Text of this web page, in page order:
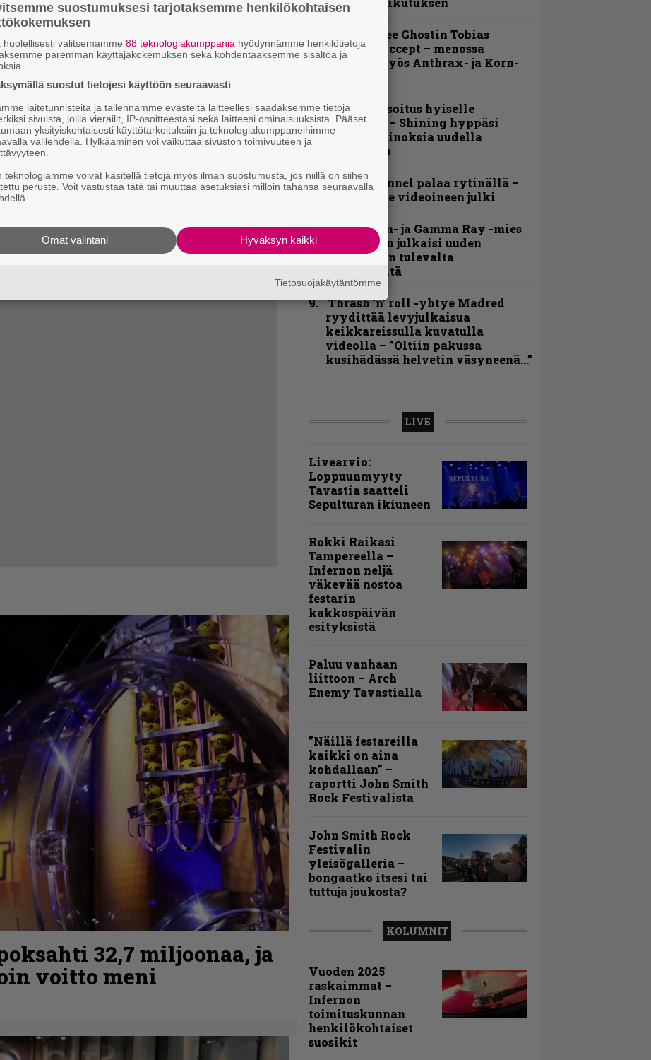
liiton käppäilevästä, rivakasti etenevästä
ja sovitusten ennakkoluuloton
kollegoistaan. Trembling Crown luo
pahaenteisyyteen, alkuaikojen Iron
ja jopa Burzumin monotonisiin riffeihin.
ja The Keystä on selkeintä lähteä
kuitenkin syytä muistaa kokonaisuuden
voima.
32,7 miljoonaa, ja
voitto meni
Näin lähtee Ghostin Tobias
Forgelta Accept – menossa
mukana myös Anthrax- ja Korn-
Kunnianosoitus hyiselle
Pohjolalle – Shining hyppäsi
keskelle kinoksia uudella
videollaan
Blind Channel palaa rytinällä –
tuplasingle videoineen julki
Helloween- ja Gamma Ray -mies
Kai Hansen julkaisi uuden
maistiaisen tulevalta
soololevyltä
Thrash ’n’ roll -yhtye Madred
ryydittää levyjulkaisua
keikkareissulla kuvatulla
videolla – ”Oltiin pakussa
kusihädässä helvetin väsyneenä…”
LIVE
Livearvio:
Loppuunmyyty
Tavastia saatteli
Sepulturan ikiuneen
Rokki Raikasi
Tampereella –
Infernon neljä
väkevää nostoa
festarin
kakkospäivän
esityksistä
Paluu vanhaan
liittoon – Arch
Enemy Tavastialla
”Näillä festareilla
kaikki on aina
kohdallaan” –
raportti John Smith
Rock Festivalista
John Smith Rock
Festivalin
yleisögalleria –
bongaatko itsesi tai
tuttuja joukosta?
KOLUMNIT
Vuoden 2025
raskaimmat –
Infernon
toimituskunnan
henkilökohtaiset
suosikit
suostumuksesi tarjotaksemme henkilökohtaisen
huolellisesti valitsemamme 88 teknologiakumppania hyödynnämme henkilötietoja
paremman käyttäjäkokemuksen sekä kohdentaaksemme sisältöä ja
suostut tietojesi käyttöön seuraavasti
laitetunnisteita ja tallennamme evästeitä laitteellesi saadaksemme tietoja
sivuista, joilla vierailit, IP-osoitteestasi sekä laitteesi ominaisuuksista. Pääset
yksityiskohtaisesti käyttötarkoituksiin ja teknologiakumppaneihimme
välilehdellä. Hylkääminen voi vaikuttaa sivuston toimivuuteen ja
teknologiamme voivat käsitellä tietoja myös ilman suostumusta, jos niillä on siihen
peruste. Voit vastustaa tätä tai muuttaa asetuksiasi milloin tahansa seuraavalla
Hyväksyn kaikki
Omat valintani
Tietosuojakäytäntömme